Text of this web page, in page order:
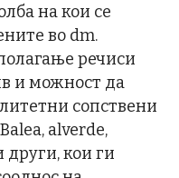
на кои се
во dm.
речиси
и можност да
сопствени
alverde,
други, кои ги